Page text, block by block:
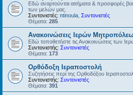
Εδώ αναρτούνται αιτήματα & προσφορές
των μελών μας.
Συντονιστές: ntinoula Συντονιστές
Θέματα: 285
Ανακοινώσεις Ιερών
Εδώ τοποθετήστε τις Ανακοινώσεις των
Συντονιστής: Συντονιστές
Θέματα: 173
Ορθόδοξη Ιεραποστολή
Συζητήσεις περί της Ορθοδόξου
Συντονιστής: Συντονιστές
Θέματα: 391